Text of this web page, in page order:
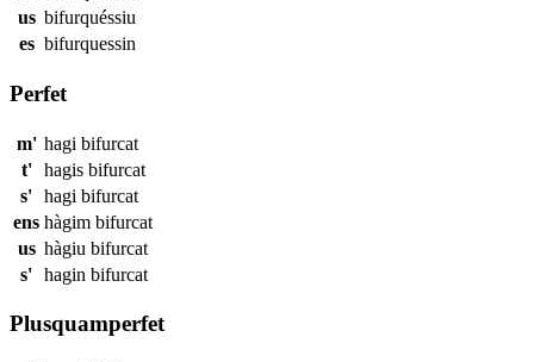
us bifurquéssiu
es bifurquessin
Perfet
m' hagi bifurcat
t'
hagis bifurcat
s' hagi bifurcat
ens hàgim bifurcat
us hàgiu bifurcat
s' hagin bifurcat
Plusquamperfet